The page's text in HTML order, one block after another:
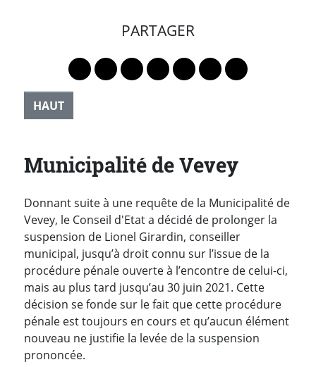
PARTAGER
Lien vers le profil Mastodon
Lien vers le profil Bluesky
Lien vers le profil Instagram
Lien vers le profil Linkedin
Lien vers le profil
Lien vers le profil
Partager par
HAUT
Municipalité de Vevey
Donnant suite à une requête de la Municipalité de
Vevey, le Conseil d'Etat a décidé de prolonger la
suspension de Lionel Girardin, conseiller
municipal, jusqu’à droit connu sur l’issue de la
procédure pénale ouverte à l’encontre de celui-ci,
mais au plus tard jusqu’au 30 juin 2021. Cette
décision se fonde sur le fait que cette procédure
pénale est toujours en cours et qu’aucun élément
nouveau ne justifie la levée de la suspension
prononcée.